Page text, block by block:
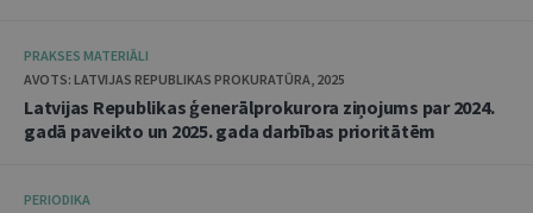
PRAKSES MATERIĀLI
AVOTS: LATVIJAS REPUBLIKAS PROKURATŪRA, 2025
Latvijas Republikas ģenerālprokurora ziņojums par 2024.
gadā paveikto un 2025. gada darbības prioritātēm
PERIODIKA